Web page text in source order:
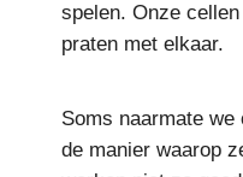
spelen. Onze
praten met elkaar.
Soms naarmate we
de manier waarop